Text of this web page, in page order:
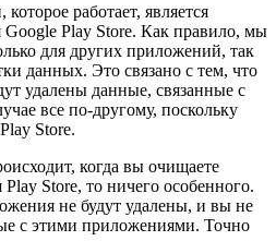
работает, является
Play Store. Как правило, мы
для других приложений, так
данных. Это связано с тем, что
удалены данные, связанные с
все по-другому, поскольку
Store.
когда вы очищаете
Store, то ничего особенного.
не будут удалены, и вы не
с этими приложениями. Точно